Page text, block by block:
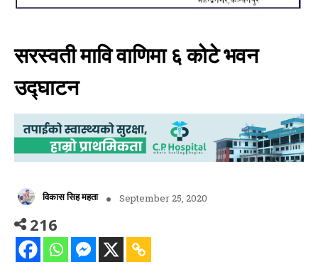
सरस्वती मावि वाणिमा ६ कोटे भवन
उद्घाटन
विकास सिह महता September 25, 2020
216